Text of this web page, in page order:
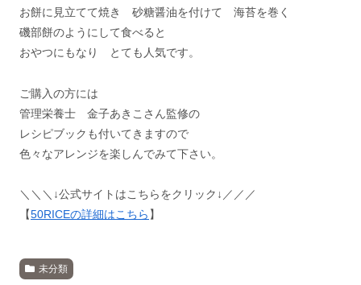
お餅に見立てて焼き 砂糖醤油を付けて 海苔を巻く
磯部餅のようにして食べると
おやつにもなり とても人気です。
ご購入の方には
管理栄養士 金子あきこさん監修の
レシピブックも付いてきますので
色々なアレンジを楽しんでみて下さい。
＼＼＼↓公式サイトはこちらをクリック↓／／／
【50RICEの詳細はこちら 】
未分類